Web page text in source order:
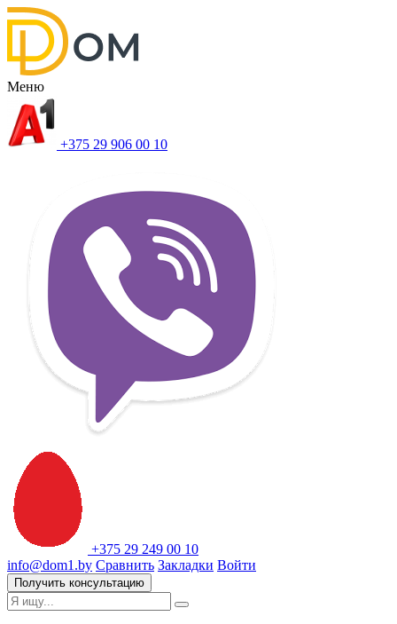
Меню
+375 29 906 00 10
+375 29 249 00 10
info@dom1.by Сравнить Закладки Войти
Получить консультацию